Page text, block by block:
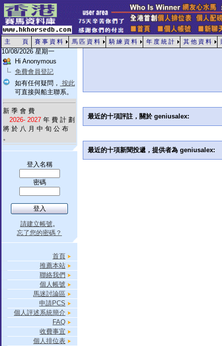
主 頁 賽 事 資 料 馬 匹 資 料 騎 練 資 料 年 度 統 計 其 他 資 料
10/08/2026 星期一
Hi Anonymous
免費會員登記
如有任何疑問， 按此
可直接與船主聯系。
新 季 會 費
2026- 2027 年 費 計 劃
將 於 八 月 中 旬 公 布
。
登入名稱
密碼
請建立帳號。
忘了您的密碼？
首頁
推薦本站
聯絡我們
個人帳號
馬迷討論區
申請PCS
個人評述系統簡介
FAQ
收費事宜
個人排位表
最近的十項評註，關於 geniusalex:
最近的十項新聞投遞，提供者為 geniusalex: